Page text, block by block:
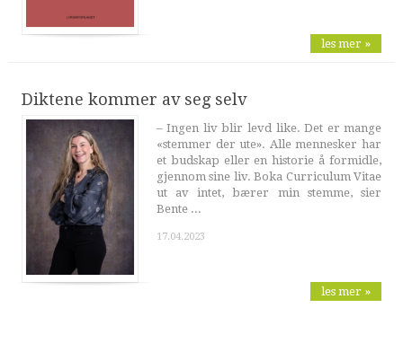
les mer »
Diktene kommer av seg selv
– Ingen liv blir levd like. Det er mange
«stemmer der ute». Alle mennesker har
et budskap eller en historie å formidle,
gjennom sine liv. Boka Curriculum Vitae
ut av intet, bærer min stemme, sier
Bente ...
17.04.2023
les mer »